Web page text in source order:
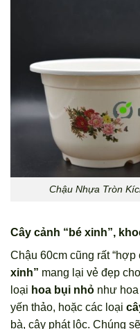
Chậu Nhựa Tròn
Cây cảnh “bé xinh”,
Chậu 60cm cũng rất “hợp
xinh” mang lại vẻ đẹp
loại hoa bụi nhỏ như
yến thảo, hoặc các loại
bà, cây phát lộc. Chúng